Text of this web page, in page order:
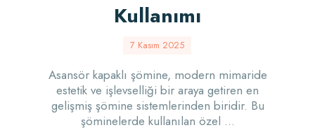
Kullanımı
7 Kasım 2025
Asansör kapaklı şömine, modern mimaride
estetik ve işlevselliği bir araya getiren en
gelişmiş şömine sistemlerinden biridir. Bu
şöminelerde kullanılan özel ...